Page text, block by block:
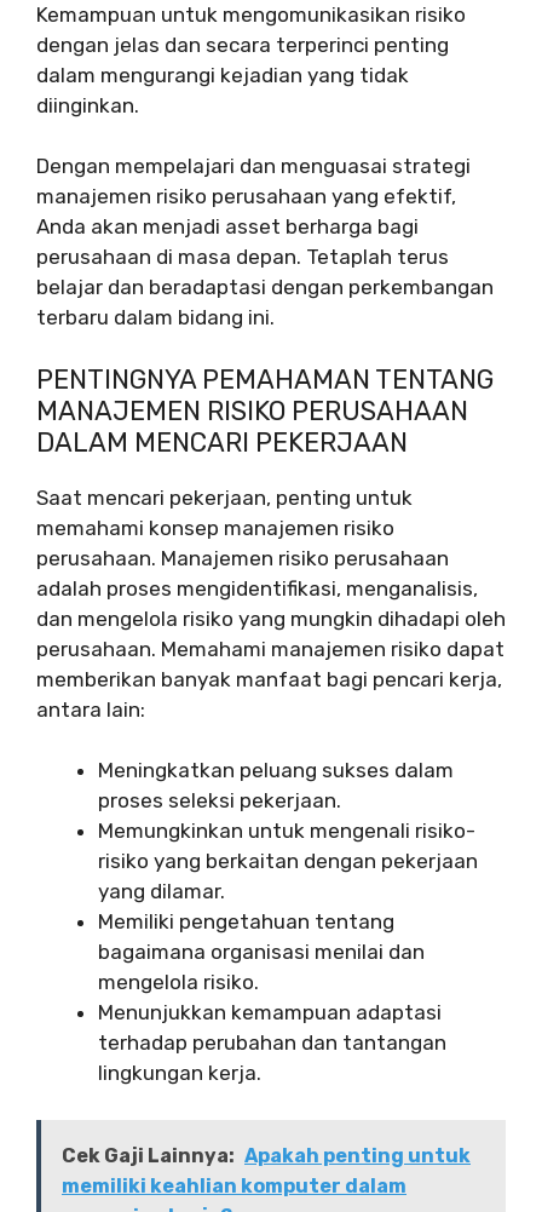
Kemampuan untuk mengomunikasikan risiko
dengan jelas dan secara terperinci penting
dalam mengurangi kejadian yang tidak
diinginkan.
Dengan mempelajari dan menguasai strategi
manajemen risiko perusahaan yang efektif,
Anda akan menjadi asset berharga bagi
perusahaan di masa depan. Tetaplah terus
belajar dan beradaptasi dengan perkembangan
terbaru dalam bidang ini.
PENTINGNYA PEMAHAMAN TENTANG
MANAJEMEN RISIKO PERUSAHAAN
DALAM MENCARI PEKERJAAN
Saat mencari pekerjaan, penting untuk
memahami konsep manajemen risiko
perusahaan. Manajemen risiko perusahaan
adalah proses mengidentifikasi, menganalisis,
dan mengelola risiko yang mungkin dihadapi oleh
perusahaan. Memahami manajemen risiko dapat
memberikan banyak manfaat bagi pencari kerja,
antara lain:
Meningkatkan peluang sukses dalam
proses seleksi pekerjaan.
Memungkinkan untuk mengenali risiko-
risiko yang berkaitan dengan pekerjaan
yang dilamar.
Memiliki pengetahuan tentang
bagaimana organisasi menilai dan
mengelola risiko.
Menunjukkan kemampuan adaptasi
terhadap perubahan dan tantangan
lingkungan kerja.
Cek Gaji Lainnya: Apakah penting untuk
memiliki keahlian komputer dalam